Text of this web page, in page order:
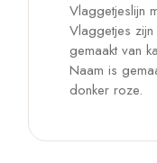
Vlaggetjeslijn
Vlaggetjes
gemaakt van
Naam is
donker roze.